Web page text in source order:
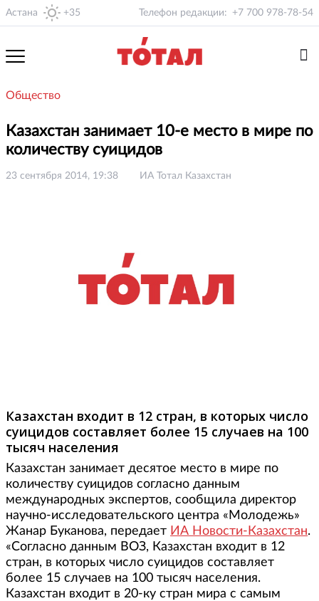
Астана +35 Телефон редакции: +7 700 978-78-54
Общество
Казахстан занимает 10-е место в мире по
количеству суицидов
23 сентября 2014, 19:38 ИА Тотал Казахстан
Казахстан входит в 12 стран, в которых число
суицидов составляет более 15 случаев на 100
тысяч населения
Казахстан занимает десятое место в мире по
количеству суицидов согласно данным
международных экспертов, сообщила директор
научно-исследовательского центра «Молодежь»
Жанар Буканова, передает ИА Новости-Казахстан.
«Согласно данным ВОЗ, Казахстан входит в 12
стран, в которых число суицидов составляет
более 15 случаев на 100 тысяч населения.
Казахстан входит в 20-ку стран мира с самым